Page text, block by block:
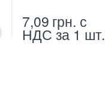
7,09 грн. с
НДС за 1 шт.